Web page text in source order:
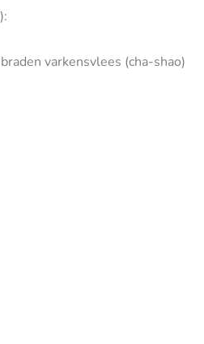
varkensvlees (cha-shao)